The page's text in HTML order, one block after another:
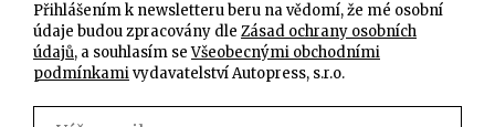
Přihlášením k newsletteru beru na vědomí, že mé osobní
údaje budou zpracovány dle Zásad ochrany osobních
údajů, a souhlasím seVšeobecnými obchodními
podmínkamivydavatelství Autopress, s.r.o.